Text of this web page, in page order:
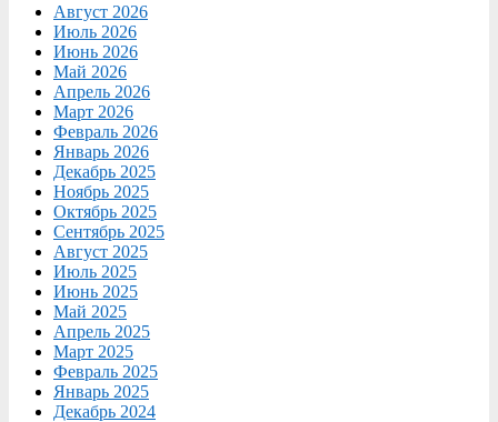
Август 2026
Июль 2026
Июнь 2026
Май 2026
Апрель 2026
Март 2026
Февраль 2026
Январь 2026
Декабрь 2025
Ноябрь 2025
Октябрь 2025
Сентябрь 2025
Август 2025
Июль 2025
Июнь 2025
Май 2025
Апрель 2025
Март 2025
Февраль 2025
Январь 2025
Декабрь 2024